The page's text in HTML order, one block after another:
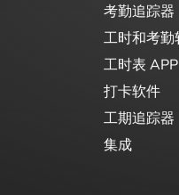
考勤追踪器
工时和考勤
工时表 APP
打卡软件
工期追踪器
集成